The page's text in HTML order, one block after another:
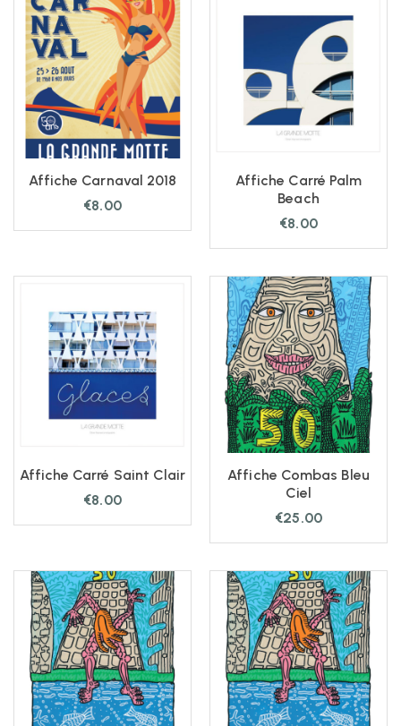
Affiche Carnaval 2018
€8.00
Affiche Carré Palm
Beach
€8.00
Affiche Carré Saint Clair
€8.00
Affiche Combas Bleu
Ciel
€25.00